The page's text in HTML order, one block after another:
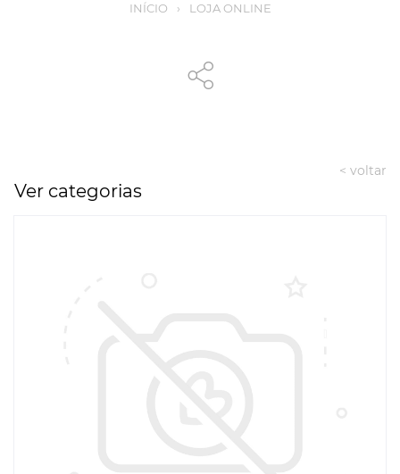
INÍCIO › LOJA ONLINE
< voltar
Ver categorias